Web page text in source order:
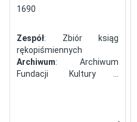
1690
Zespół: Zbiór ksiąg
rękopiśmiennych
Archiwum: Archiwum
Fundacji Kultury i